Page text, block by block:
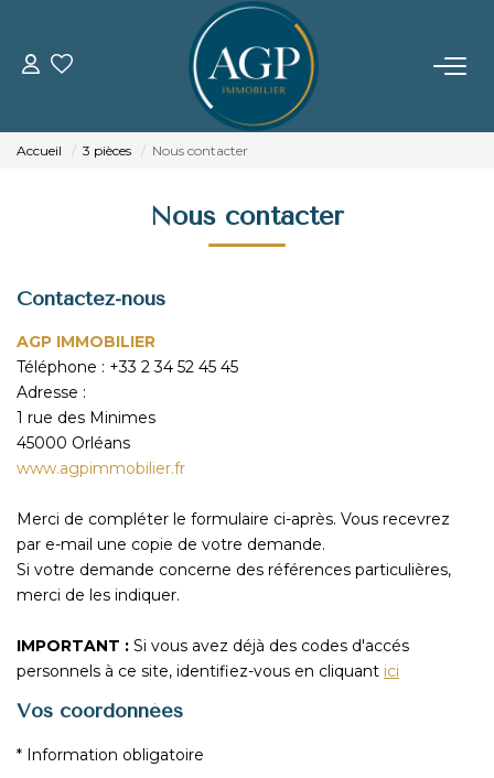
ACHETER
Estimer Votre Bien
NOTRE AGENCE
NOUS REJOINDRE
Accueil 3 pièces Nous contacter
Nous contacter
Contactez-nous
AGP IMMOBILIER
Téléphone : +33 2 34 52 45 45
Adresse :
1 rue des Minimes
45000 Orléans
www.agpimmobilier.fr
Merci de compléter le formulaire ci-après. Vous recevrez
par e-mail une copie de votre demande.
Si votre demande concerne des références particulières,
merci de les indiquer.
IMPORTANT : Si vous avez déjà des codes d'accés
personnels à ce site, identifiez-vous en cliquant ici
Vos coordonnées
* Information obligatoire